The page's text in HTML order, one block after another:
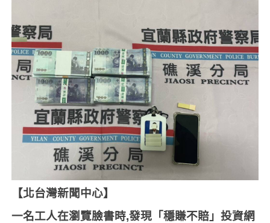
【北台灣新聞中心】
一名工人在瀏覽臉書時,發現「穩賺不賠」投資網